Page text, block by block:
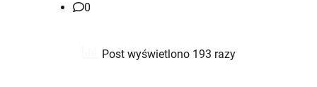
0
Post wyświetlono 193 razy